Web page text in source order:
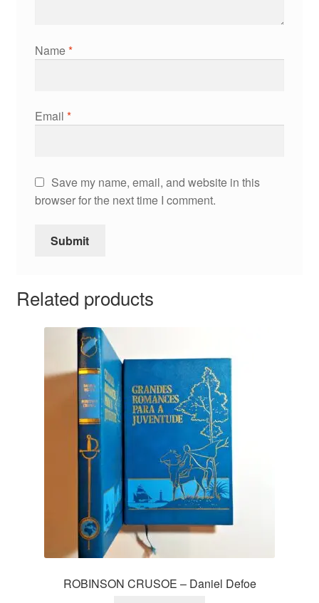
Name*
Email *
Save my name, email, and website in this
browser for the next time I comment.
Related products
ROBINSON CRUSOE – Daniel Defoe